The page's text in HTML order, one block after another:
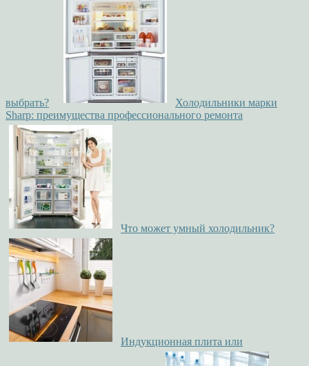
выбрать?
Холодильники марки
Sharp: преимущества профессионального ремонта
Что может умный холодильник?
Индукционная плита или